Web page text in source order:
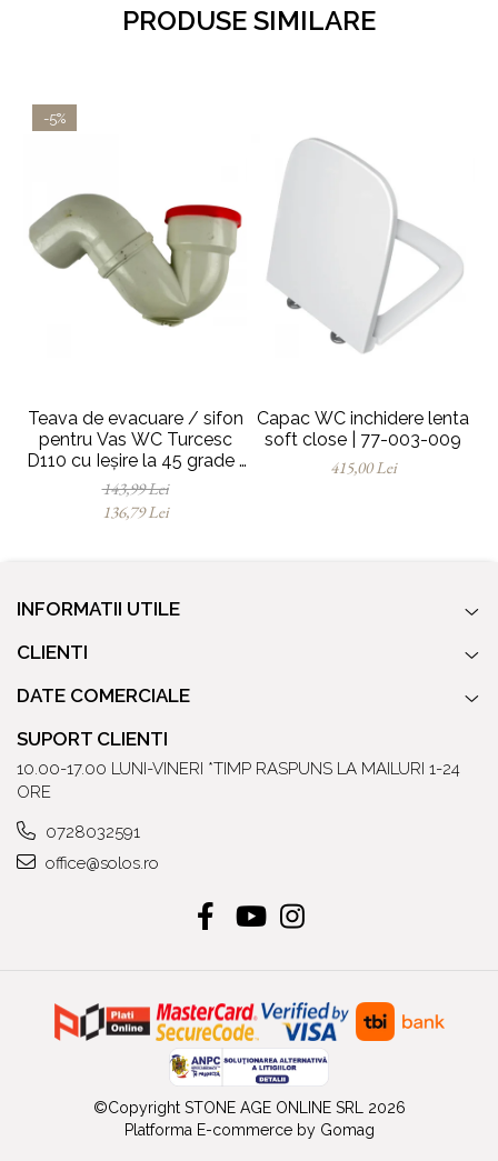
PRODUSE SIMILARE
-5%
Teava de evacuare / sifon
pentru Vas WC Turcesc
D110 cu Ieșire la 45 grade |
MP010153905
143,99 Lei
136,79 Lei
Capac WC inchidere lenta
soft close | 77-003-009
415,00 Lei
INFORMATII UTILE
CLIENTI
DATE COMERCIALE
SUPORT CLIENTI
10.00-17.00 LUNI-VINERI *TIMP RASPUNS LA MAILURI 1-24
ORE
0728032591
office@solos.ro
©Copyright STONE AGE ONLINE SRL 2026
Platforma E-commerce by Gomag